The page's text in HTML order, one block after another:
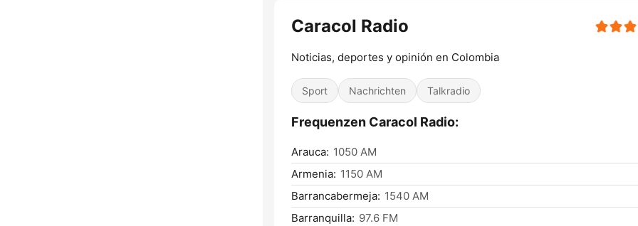
Caracol Radio
Noticias, deportes y opinión en Colombia
Sport Nachrichten Talkradio
Frequenzen Caracol Radio:
Arauca: 1050 AM
Armenia: 1150 AM
Barrancabermeja: 1540 AM
Barranquilla: 97.6 FM